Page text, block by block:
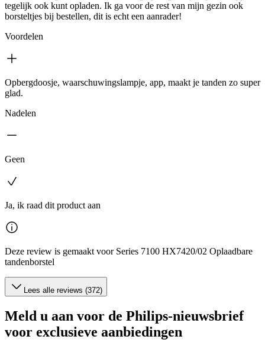
tegelijk ook kunt opladen. Ik ga voor de rest van mijn gezin ook
borsteltjes bij bestellen, dit is echt een aanrader!
Voordelen
Opbergdoosje, waarschuwingslampje, app, maakt je tanden zo super
glad.
Nadelen
Geen
Ja, ik raad dit product aan
Deze review is gemaakt voor Series 7100 HX7420/02 Oplaadbare
tandenborstel
Lees alle reviews (372)
Meld u aan voor de Philips-nieuwsbrief
voor exclusieve aanbiedingen